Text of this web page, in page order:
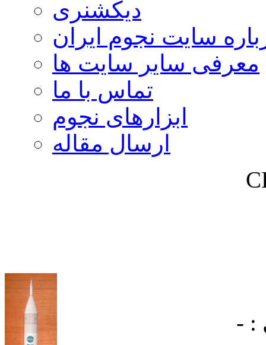
دیکشنری
سایت نجوم ایران
معرفی سایر سایت ها
تماس با ما
ابزارهای نجوم
ارسال مقاله
: -